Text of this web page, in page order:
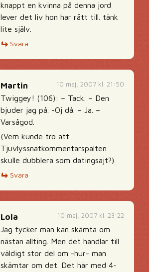
knappt en kvinna på denna jord
lever det liv hon har rätt till. tänk
lite själv.
Svara
10 maj, 2007 kl. 21:50
Martin
Twiggey! (106): – Tack. – Den
bjuder jag på. -Oj då. – Ja. –
Varsågod.
(Vem kunde tro att
Tjuvlyssnatkommentarspalten
skulle dubblera som datingsajt?)
Svara
10 maj, 2007 kl. 23:22
Lola
Jag tycker man kan skämta om
nästan allting. Men det handlar till
väldigt stor del om -hur- man
skämtar om det. Det här med 4-